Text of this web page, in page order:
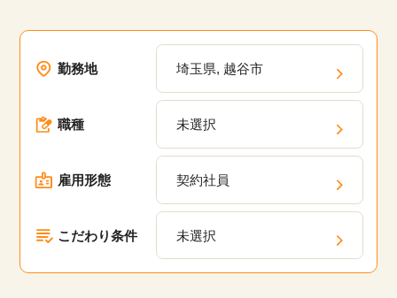
勤務地 埼玉県, 越谷市
職種 未選択
雇用形態 契約社員
こだわり条件 未選択